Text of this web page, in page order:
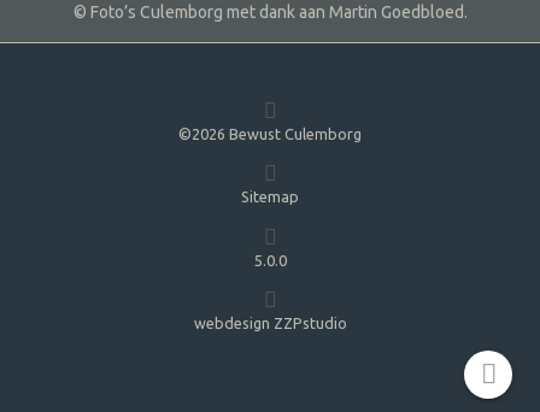
© Foto’s Culemborg met dank aan Martin Goedbloed.
©2026 Bewust Culemborg
Sitemap
5.0.0
webdesign ZZPstudio